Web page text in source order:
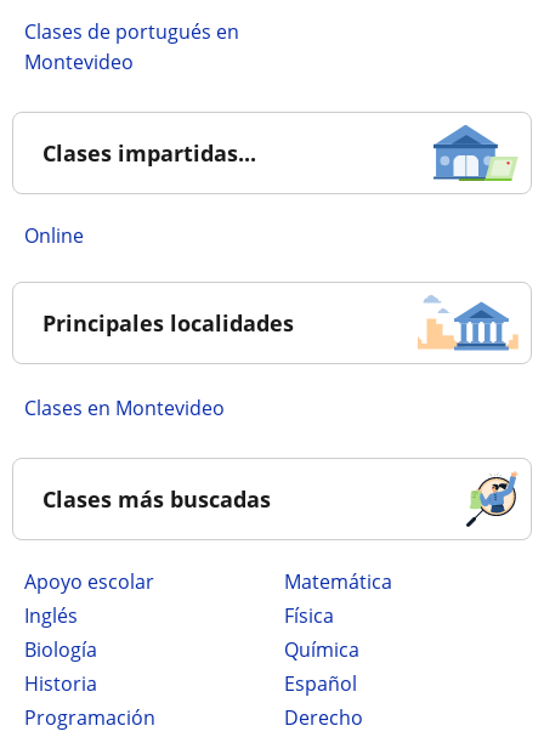
Clases de portugués en
Montevideo
Clases impartidas...
online
Principales localidades
Clases en Montevideo
Clases más buscadas
Apoyo escolar
Matemática
Inglés
Física
Biología
Química
Historia
Español
Programación
Derecho